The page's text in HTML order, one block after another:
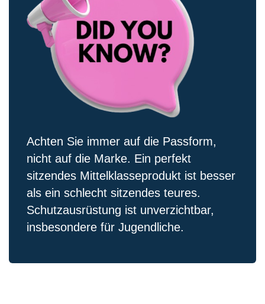
Achten Sie immer auf die Passform,
nicht auf die Marke. Ein perfekt
sitzendes Mittelklasseprodukt ist besser
als ein schlecht sitzendes teures.
Schutzausrüstung ist unverzichtbar,
insbesondere für Jugendliche.